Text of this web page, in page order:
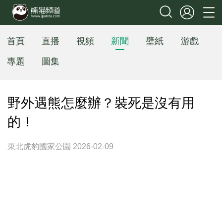
首頁 直播 視頻 新聞 壁紙
游戲
專題
圖集
野外遇熊怎麼辦？裝死是沒有用
的！
東北虎豹國家公園 2026-02-09